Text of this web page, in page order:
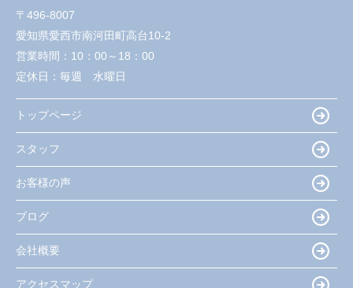
〒496-8007
愛知県愛西市南河田町高台10-2
営業時間： 10：00～18：00
定休日： 毎週 水曜日
トップページ
スタッフ
お客様の声
ブログ
会社概要
アクセスマップ